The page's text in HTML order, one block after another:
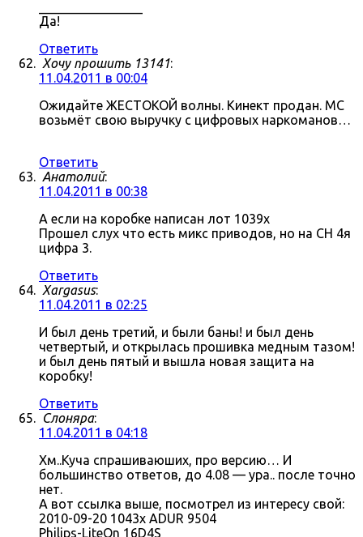
Да!
Ответить
Хочу прошить 13141:
11.04.2011 в 00:04
Ожидайте ЖЕСТОКОЙ волны. Кинект продан. МС
возьмёт свою выручку с цифровых наркоманов…
Ответить
Анатолий:
11.04.2011 в 00:38
А если на коробке написан лот 1039x
Прошел слух что есть микс приводов, но на СН 4я
цифра 3.
Ответить
Xargasus:
11.04.2011 в 02:25
И был день третий, и были баны! и был день
четвертый, и открылась прошивка медным тазом!
и был день пятый и вышла новая защита на
коробку!
Ответить
Слоняра:
11.04.2011 в 04:18
Хм..Куча спрашиваюших, про версию… И
большинство ответов, до 4.08 — ура.. после точно
нет.
А вот ссылка выше, посмотрел из интересу свой:
2010-09-20 1043x ADUR 9504
Philips-LiteOn 16D4S